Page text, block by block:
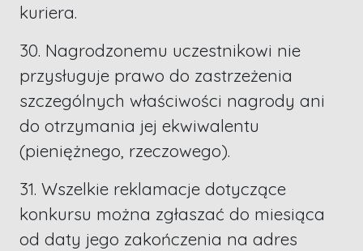
kuriera.
30. Nagrodzonemu uczestnikowi nie
przysługuje prawo do zastrzeżenia
szczególnych właściwości nagrody ani
do otrzymania jej ekwiwalentu
(pieniężnego, rzeczowego).
31. Wszelkie reklamacje dotyczące
konkursu można zgłaszać do miesiąca
od daty jego zakończenia na adres